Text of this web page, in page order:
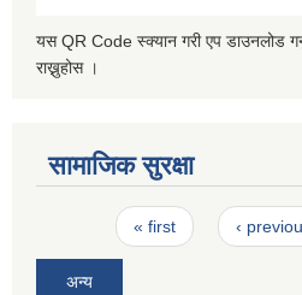
यस QR Code स्क्यान गरी एप डाउनलोड
राख्नुहोस ।
सामाजिक सुरक्षा
Pages« first ‹
अन्य